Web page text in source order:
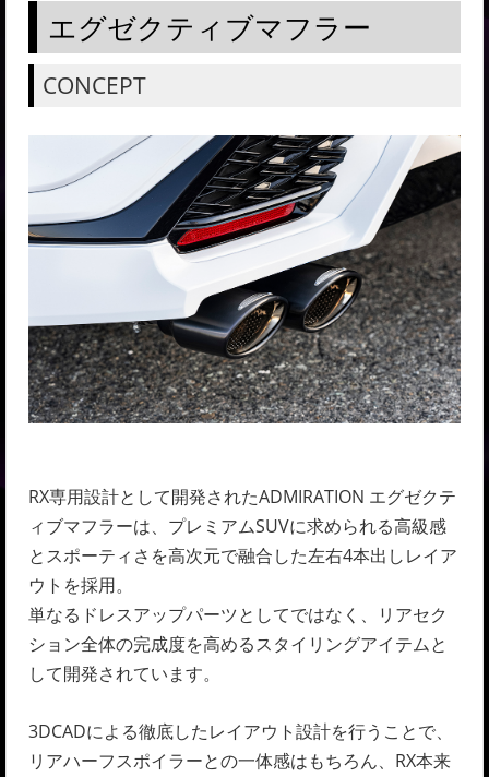
エグゼクティブマフラー
CONCEPT
RX専用設計として開発されたADMIRATION エグゼクテ
ィブマフラーは、プレミアムSUVに求められる高級感
とスポーティさを高次元で融合した左右4本出しレイア
ウトを採用。
単なるドレスアップパーツとしてではなく、リアセク
ション全体の完成度を高めるスタイリングアイテムと
して開発されています。
3DCADによる徹底したレイアウト設計を行うことで、
リアハーフスポイラーとの一体感はもちろん、RX本来